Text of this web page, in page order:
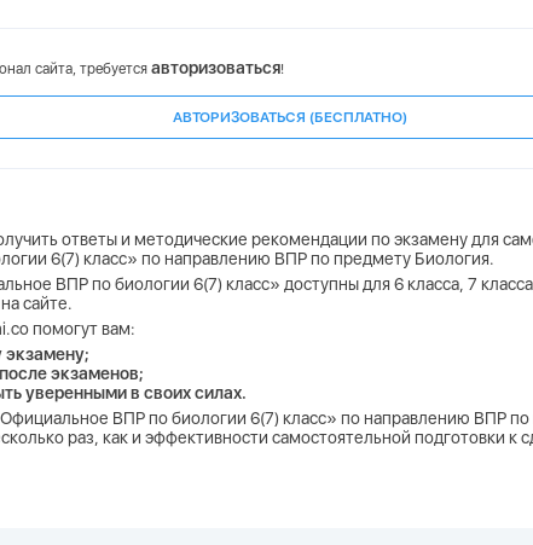
сайта, требуется авторизоваться!
АВТОРИЗОВАТЬСЯ (БЕСПЛАТНО)
ответы и методические рекомендации по экзамену для
6(7) класс» по направлению ВПР по предмету Биология.
ВПР по биологии 6(7) класс» доступны для 6 класса, 7
сайте.
помогут вам:
экзамену;
экзаменов;
уверенными в своих силах.
ВПР по биологии 6(7) класс» по направлению ВПР
раз, как и эффективности самостоятельной подготовки к